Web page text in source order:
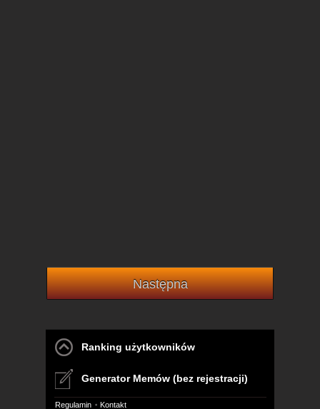
Następna
Ranking użytkowników
Generator Memów (bez rejestracji)
Regulamin Kontakt